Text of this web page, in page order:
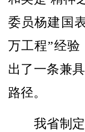
委员杨建国
万工程”经
出了一条兼
路径。
我省制定